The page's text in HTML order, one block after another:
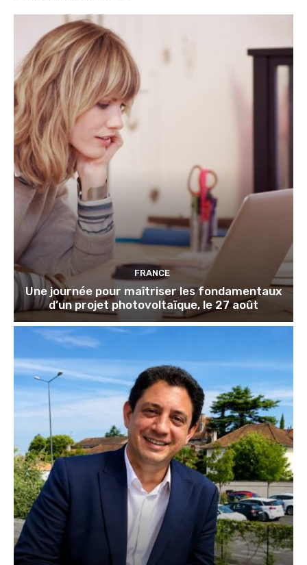
FRANCE
Une journée pour maîtriser les fondamentaux
d’un projet photovoltaïque, le 27 août